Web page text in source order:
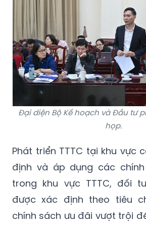
Đại diện Bộ Kế hoạch và Đầu tư
họp.
Phát triển TTTC tại khu vực
định và áp dụng các
trong khu vực TTTC, đối
được xác định theo tiêu
chính sách ưu đãi vượt trội